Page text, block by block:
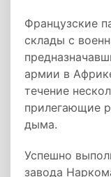
Французские
склады с
армии в
течение
прилегающие
дыма.
Успешно
завода